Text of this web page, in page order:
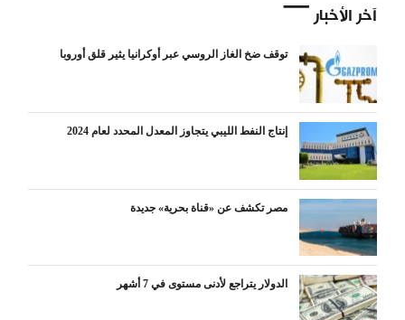
آخر الأخبار
توقف ضخ الغاز الروسي عبر أوكرانيا يثير قلق أوروبا
إنتاج النفط الليبي يتجاوز المعدل المحدد لعام 2024
مصر تكشف عن «قناة بحرية» جديدة
الدولار يتراجع لأدنى مستوى في 7 أشهر